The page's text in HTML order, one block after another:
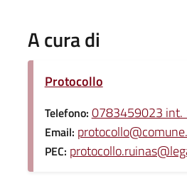
A cura di
Protocollo
Telefono: 0783459023 int.
Email:
PEC: